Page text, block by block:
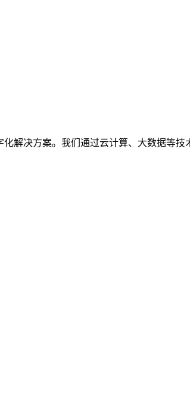
解决方案。我们通过云计算、大数据等技